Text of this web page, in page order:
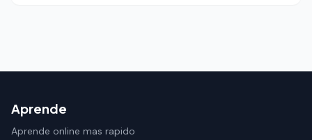
Aprende
Aprende online mas rapido